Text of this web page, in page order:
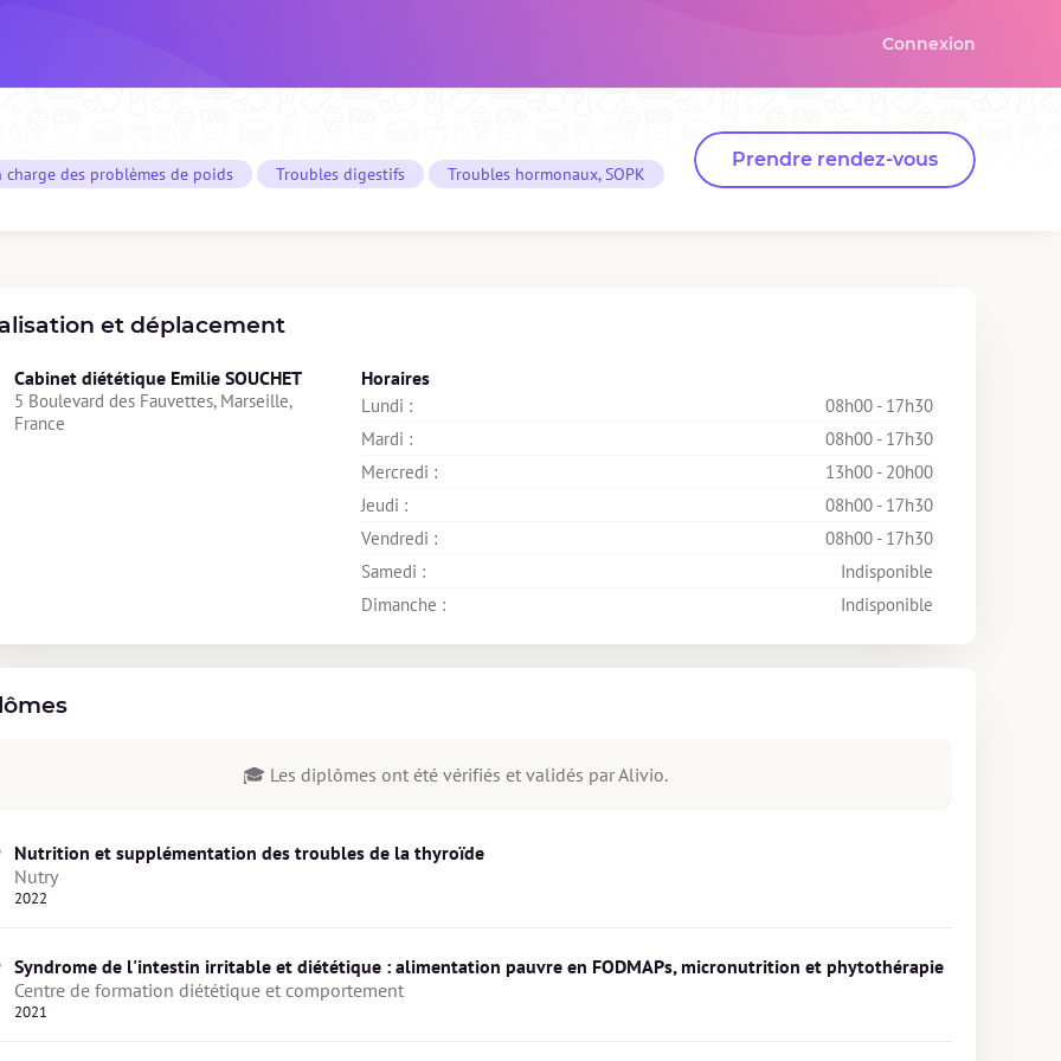
Connexion
charge des problèmes de poids Troubles digestifs Troubles hormonaux, SOPK
Prendre rendez-vous
et déplacement
Cabinet diététique Emilie SOUCHET
5 Boulevard des Fauvettes, Marseille,
France
Horaires
Lundi :
08h00 - 17h30
Mardi :
08h00 - 17h30
Mercredi :
13h00 - 20h00
Jeudi :
08h00 - 17h30
Vendredi :
08h00 - 17h30
Samedi :
Indisponible
Dimanche :
Indisponible
🎓 Les diplômes ont été vérifiés et validés par Alivio.
Nutrition et supplémentation des troubles de la thyroïde
Nutry
2022
Syndrome de l'intestin irritable et diététique : alimentation pauvre en FODMAPs, micronutrition et phytothérapie
Centre de formation diététique et comportement
2021